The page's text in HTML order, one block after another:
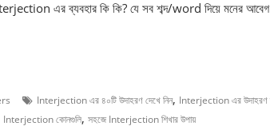
এর ব্যবহার কি কি? যে সব শব্দ/word দিয়ে মনের আবেগ
Interjection এর ৪০টি উদাহরণ দেখে নিন, Interjection এর উদাহরণ
Interjection কোনগুলি, সহজে Interjection শিখার উপায়